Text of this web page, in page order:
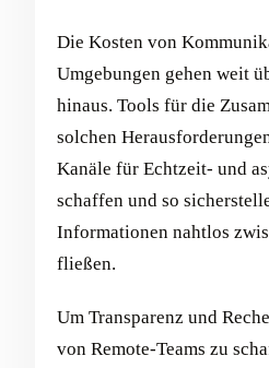
Die Kosten von
Umgebungen gehen weit
hinaus. Tools für die
solchen
Kanäle für Echtzeit- und
schaffen und so
Informationen nahtlos
fließen.
Um Transparenz und
von Remote-Teams zu